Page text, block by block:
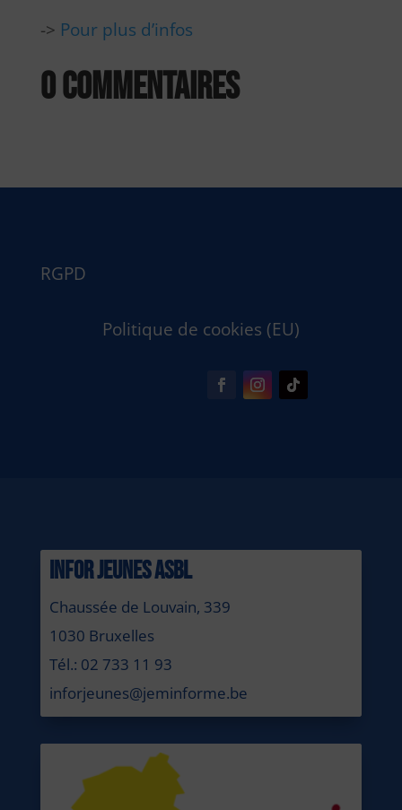
-> Pour plus d’infos
0 commentaires
RGPD
Politique de cookies (EU)
INFOR JEUNES ASBL
Chaussée de Louvain, 339
1030 Bruxelles
Tél.: 02 733 11 93
inforjeunes@jeminforme.be